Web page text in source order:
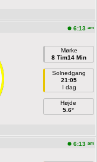
6:13 am
Mørke
8 Tim14 Min
Solnedgang
21:05
I dag
Højde
5.6°
6:13 am